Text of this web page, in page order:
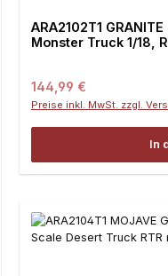
ARA2102T1
Monster Truck 1/18,
Regulärer Preis:
144,99 €
Preise inkl. MwSt. zzgl.
In